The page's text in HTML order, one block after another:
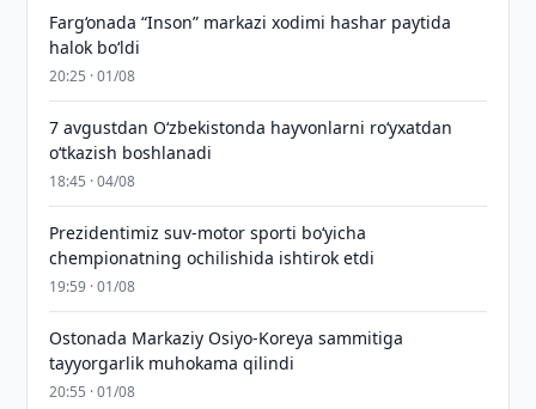
Farg‘onada “Inson” markazi xodimi hashar paytida
halok bo‘ldi
20:25 · 01/08
7 avgustdan O‘zbekistonda hayvonlarni ro‘yxatdan
o‘tkazish boshlanadi
18:45 · 04/08
Prezidentimiz suv-motor sporti bo‘yicha
chempionatning ochilishida ishtirok etdi
19:59 · 01/08
Ostonada Markaziy Osiyo-Koreya sammitiga
tayyorgarlik muhokama qilindi
20:55 · 01/08